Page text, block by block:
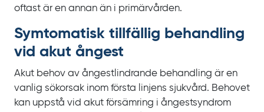
oftast är en annan än i primärvården.
Symtomatisk tillfällig behandling
vid akut ångest
Akut behov av ångestlindrande behandling är en
vanlig sökorsak inom första linjens sjukvård. Behovet
kan uppstå vid akut försämring i ångestsyndrom